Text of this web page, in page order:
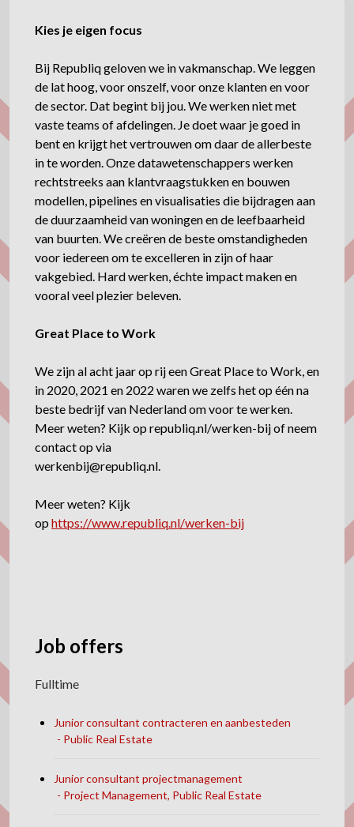
Kies je eigen focus
Bij Republiq geloven we in vakmanschap. We leggen
de lat hoog, voor onszelf, voor onze klanten en voor
de sector. Dat begint bij jou. We werken niet met
vaste teams of afdelingen. Je doet waar je goed in
bent en krijgt het vertrouwen om daar de allerbeste
in te worden. Onze datawetenschappers werken
rechtstreeks aan klantvraagstukken en bouwen
modellen, pipelines en visualisaties die bijdragen aan
de duurzaamheid van woningen en de leefbaarheid
van buurten. We creëren de beste omstandigheden
voor iedereen om te excelleren in zijn of haar
vakgebied. Hard werken, échte impact maken en
vooral veel plezier beleven.
Great Place to Work
We zijn al acht jaar op rij een Great Place to Work, en
in 2020, 2021 en 2022 waren we zelfs het op één na
beste bedrijf van Nederland om voor te werken.
Meer weten? Kijk op republiq.nl/werken-bij of neem
contact op via
werkenbij@republiq.nl.
Meer weten? Kijk
op https://www.republiq.nl/werken-bij
Fulltime
Junior consultant contracteren en aanbesteden
Public Real Estate
Junior consultant projectmanagement
Project Management, Public Real Estate